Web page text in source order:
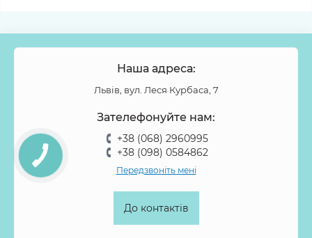
Наша адреса:
Львів, вул. Леся Курбаса, 7
Зателефонуйте нам:
+38 (068) 2960995
+38 (098) 0584862
Передзвоніть мені
До контактів